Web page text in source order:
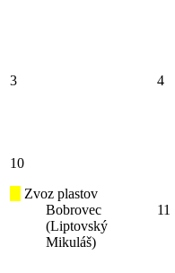
3 4
10
Zvoz plastov
Bobrovec
(Liptovský
Mikuláš)
11